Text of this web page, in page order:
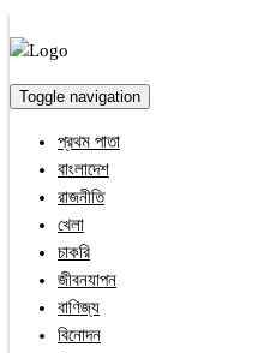
Toggle navigation
প্রথম পাতা
বাংলাদেশ
রাজনীতি
খেলা
চাকরি
জীবনযাপন
বাণিজ্য
বিনোদন